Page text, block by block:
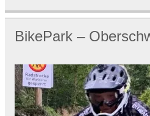
BikePark –